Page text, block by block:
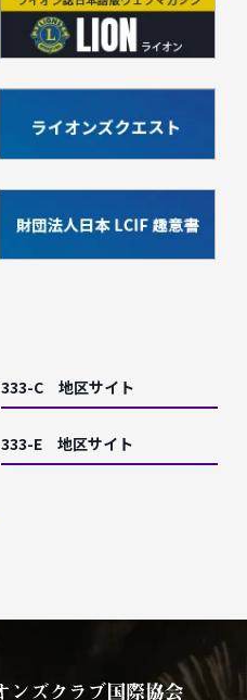
333-C 地区サイト
333-E 地区サイト